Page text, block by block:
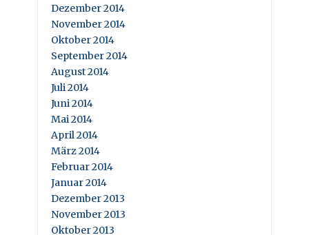
Dezember 2014
November 2014
Oktober 2014
September 2014
August 2014
Juli 2014
Juni 2014
Mai 2014
April 2014
März 2014
Februar 2014
Januar 2014
Dezember 2013
November 2013
Oktober 2013